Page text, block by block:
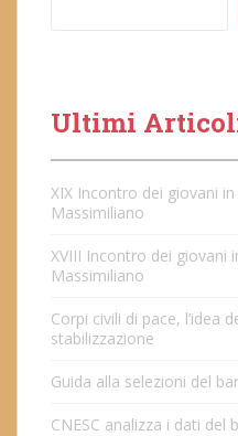
Ultimi
XIX Incontro dei giovani
Massimiliano
XVIII Incontro dei giovani
Massimiliano
Corpi civili di pace, l’idea
stabilizzazione
Guida alla selezioni del
CNESC analizza i dati del